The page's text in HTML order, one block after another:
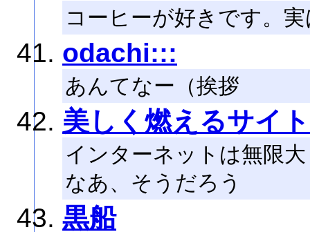
コーヒーが好きです。
odachi:::
あんてなー（挨拶
美しく燃えるサイト
インターネットは無限大
なあ、そうだろう
黒船